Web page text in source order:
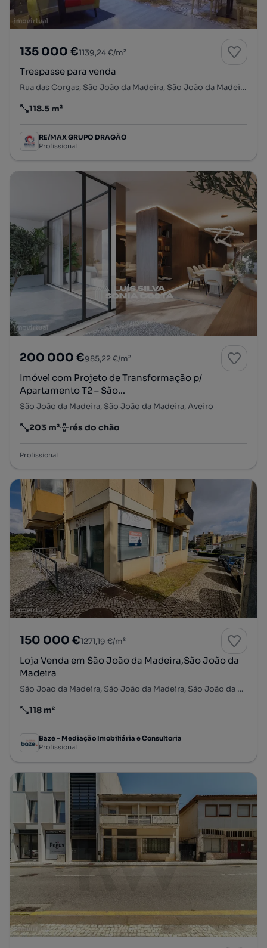
135 000 €1139,24 €/m²
Trespasse para venda
Rua das Corgas, São João da Madeira, São João da Madeira, Aveiro
Preço por metro quadrado
118.5 m²
RE/MAX GRUPO DRAGÃO
Profissional
200 000 €985,22 €/m²
Imóvel com Projeto de Transformação p/
Apartamento T2 – São...
São João da Madeira, São João da Madeira, Aveiro
Preço por metro quadrado
203 m²
Andar rés do chão
Profissional
150 000 €1271,19 €/m²
Loja Venda em São João da Madeira,São João da
Madeira
São Joao da Madeira, São João da Madeira, São João da Madeira, Aveiro
Preço por metro quadrado
118 m²
Baze - Mediação Imobiliária e Consultoria
Profissional